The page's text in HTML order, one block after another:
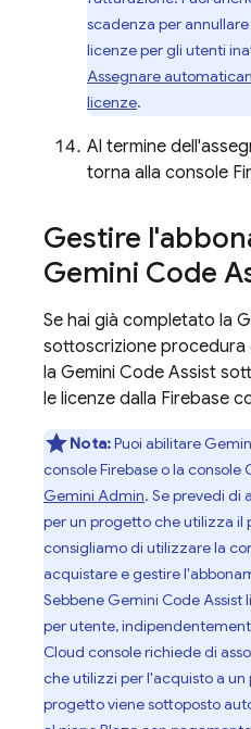
scadenza per
licenze per gli utenti
Assegnare
licenze.
Al termine
torna alla console
Gestire
Gemini Code
Se hai già completato la
sottoscrizione
la Gemini Code Assist
le licenze dalla Firebase
Nota:Puoi abilitare
consoleFirebaseo la console
Gemini Admin. Se prevedi di
per un progetto che utilizza il
consigliamo di utilizzare la
acquistare e gestire
Sebbene Gemini Code Assist
per utente,
Cloud console richiede di
che utilizzi per l'acquisto a
progetto viene sottoposto